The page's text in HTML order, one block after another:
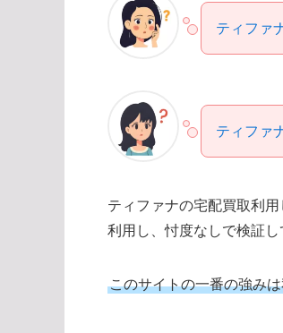
ティファ
ティファ
ティファナの宅配買取利
利用し、忖度なしで検証し
このサイトの一番の強み